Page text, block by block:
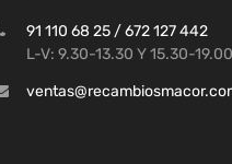
91 110 68 25 / 672 127 442
L-V: 9.30-13.30 Y 15.30-